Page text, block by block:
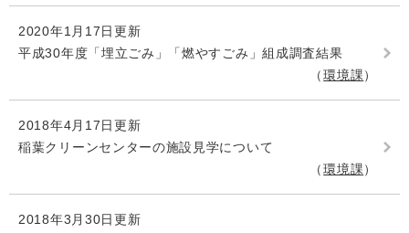
2020年1月17日更新
平成30年度「埋立ごみ」「燃やすごみ」組成調査結果
環境課
2018年4月17日更新
稲葉クリーンセンターの施設見学について
環境課
2018年3月30日更新